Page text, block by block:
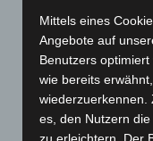
Februar 2023(154)
Januar 2023 (140)
Dezember 2022
Mittels eines
Angebote auf
Benutzers
wie bereits
wiederzuerkennen.
es, den Nutzern
zu erleichtern. Der